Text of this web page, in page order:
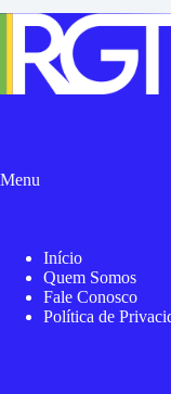
Menu
Início
Quem Somos
Fale Conosco
Política de